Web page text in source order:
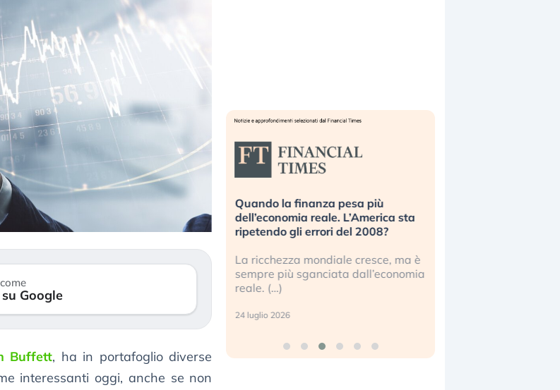
Google
Buffett, ha in portafoglio diverse
interessanti oggi, anche se non
«La mia vita è rovinata». Investitori
in preda al panico dopo lo scoppio
della bolla AI
Kospi, mentre gli investitori retail (…)
30 luglio 2026
Quando la finanza pesa più
dell’economia reale. L’America sta
ripetendo gli errori del 2008?
La ricchezza mondiale cresce, ma è
sempre più sganciata dall’economia
reale. (…)
24 luglio 2026